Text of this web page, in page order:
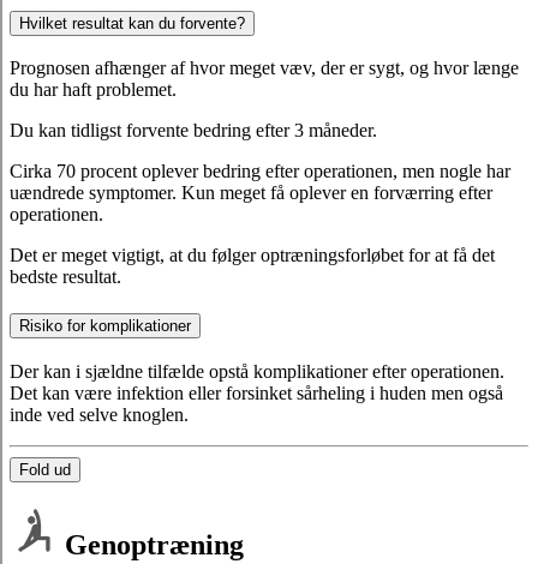
Hvilket resultat kan du forvente?
Prognosen afhænger af hvor meget væv, der er sygt, og hvor længe
du har haft problemet.
Du kan tidligst forvente bedring efter 3 måneder.
Cirka 70 procent oplever bedring efter operationen, men nogle har
uændrede symptomer. Kun meget få oplever en forværring efter
operationen.
Det er meget vigtigt, at du følger optræningsforløbet for at få det
bedste resultat.
Risiko for komplikationer
Der kan i sjældne tilfælde opstå komplikationer efter operationen.
Det kan være infektion eller forsinket sårheling i huden men også
inde ved selve knoglen.
Fold ud
Genoptræning